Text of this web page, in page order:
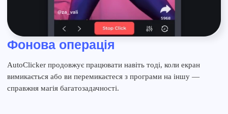
Фонова операція
AutoClicker продовжує працювати навіть тоді, коли екран
вимикається або ви перемикаєтеся з програми на іншу —
справжня магія багатозадачності.